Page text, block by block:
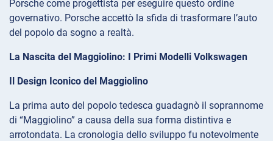
Porsche come progettista per eseguire questo ordine
governativo. Porsche accettò la sfida di trasformare l’auto
del popolo da sogno a realtà.
La Nascita del Maggiolino: I Primi Modelli Volkswagen
Il Design Iconico del Maggiolino
La prima auto del popolo tedesca guadagnò il soprannome
di “Maggiolino” a causa della sua forma distintiva e
arrotondata. La cronologia dello sviluppo fu notevolmente